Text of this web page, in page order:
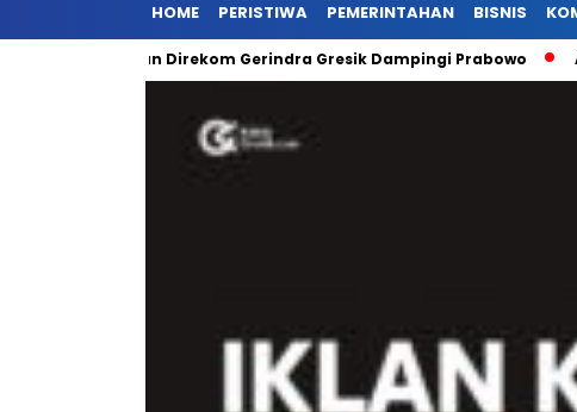
HOME PERISTIWA PEMERINTAHAN BISNIS
Gibran Direkom Gerindra Gresik Dampingi Prabowo Amazon